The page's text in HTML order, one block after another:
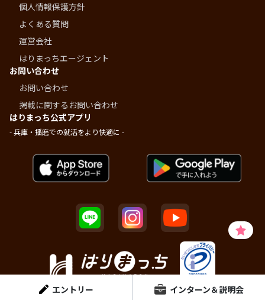
エントリー インターン＆説明会
個人情報保護方針
よくある質問
運営会社
はりまっちエージェント
お問い合わせ
お問い合わせ
掲載に関するお問い合わせ
はりまっち公式アプリ
- 兵庫・播磨での就活をより快適に -
© Dainen Human Plus Inc.